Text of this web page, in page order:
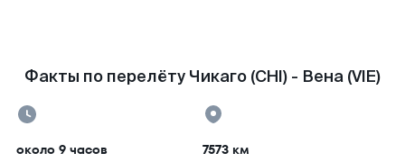
Факты по перелёту Чикаго (CHI) - Вена (VIE)
около 9 часов 7573 км